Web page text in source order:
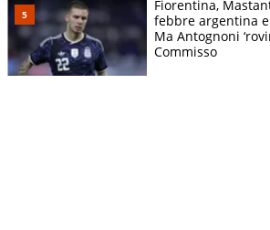
Fiorentina,
febbre argentina
Ma Antognoni
Commisso